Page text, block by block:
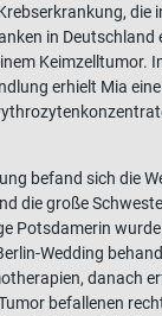
die
in Deutschland
Keimzelltumor.
erhielt Mia eine
befand sich die
die große
Potsdamerin
Wedding
danach
befallenen